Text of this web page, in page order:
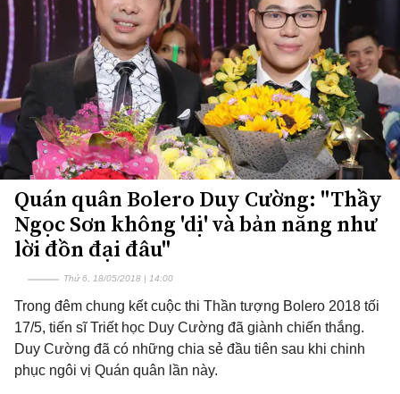
Quán quân Bolero Duy Cường: "Thầy
Ngọc Sơn không 'dị' và bản năng như
lời đồn đại đâu"
Thứ 6, 18/05/2018 | 14:00
Trong đêm chung kết cuộc thi Thần tượng Bolero 2018 tối
17/5, tiến sĩ Triết học Duy Cường đã giành chiến thắng.
Duy Cường đã có những chia sẻ đầu tiên sau khi chinh
phục ngôi vị Quán quân lần này.